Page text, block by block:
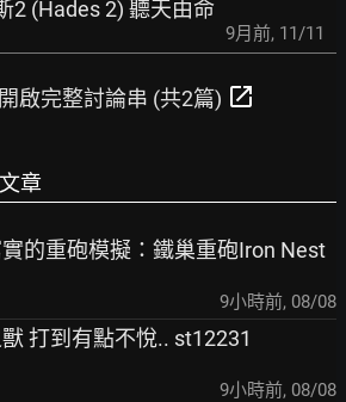
2 (Hades 2) 聽天由命
9月前, 11/11
啟完整討論串 (共2篇) open_in_new
章
的重砲模擬：鐵巢重砲Iron Nest
9小時前, 08/08
打到有點不悅.. st12231
9小時前, 08/08